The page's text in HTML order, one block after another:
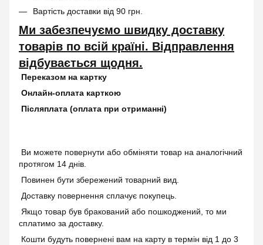
Вартість доставки від 90 грн.
Ми забезпечуємо швидку доставку
товарів по всій країні. Відправлення
відбувається щодня.
Переказом на картку
Онлайн-оплата карткою
Післяплата (оплата при отриманні)
Ви можете повернути або обміняти товар на аналогічний
протягом 14 днів.
Повинен бути збережений товарний вид.
Доставку повернення сплачує покупець.
Якщо товар був бракований або пошкоджений, то ми
сплатимо за доставку.
Кошти будуть повернені вам на карту в термін від 1 до 3